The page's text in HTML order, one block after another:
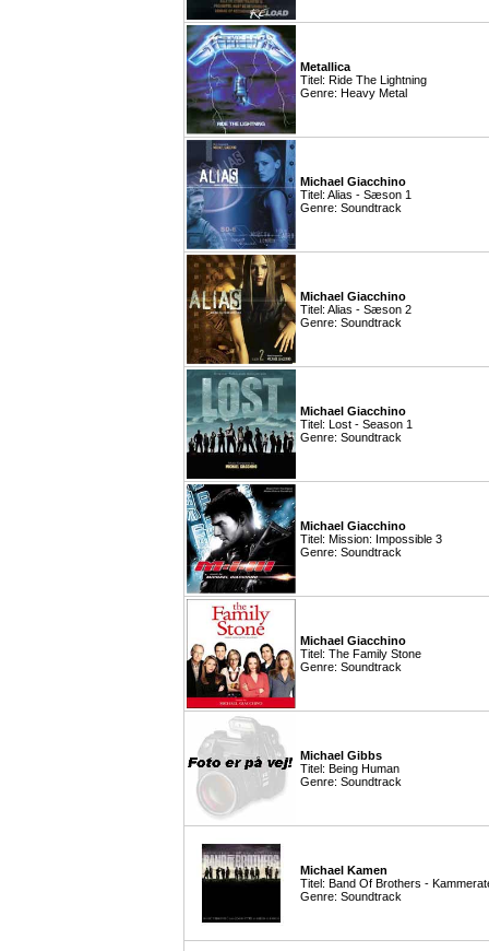
Metallica
Titel: Ride The Lightning
Genre: Heavy Metal
Michael Giacchino
Titel: Alias - Sæson 1
Genre: Soundtrack
Michael Giacchino
Titel: Alias - Sæson 2
Genre: Soundtrack
Michael Giacchino
Titel: Lost - Season 1
Genre: Soundtrack
Michael Giacchino
Titel: Mission: Impossible 3
Genre: Soundtrack
Michael Giacchino
Titel: The Family Stone
Genre: Soundtrack
Michael Gibbs
Titel: Being Human
Genre: Soundtrack
Michael Kamen
Titel: Band Of Brothers -
Genre: Soundtrack